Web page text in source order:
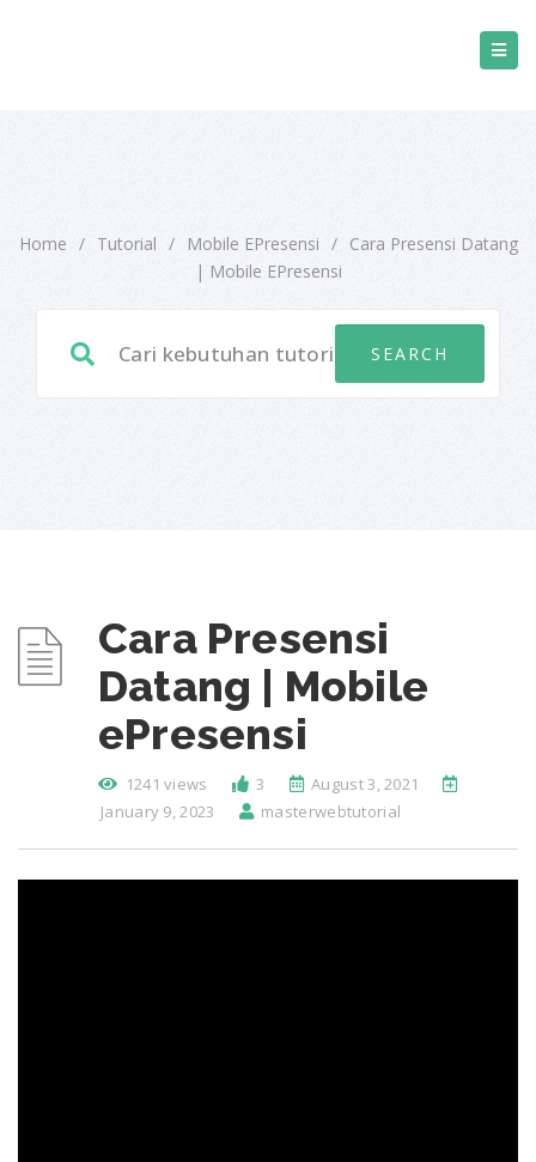
Home / Tutorial / Mobile EPresensi /
Cara Presensi Datang
| Mobile EPresensi
Cara Presensi
Datang | Mobile
ePresensi
1241 views 3
August 3, 2021
January 9, 2023
masterwebtutorial